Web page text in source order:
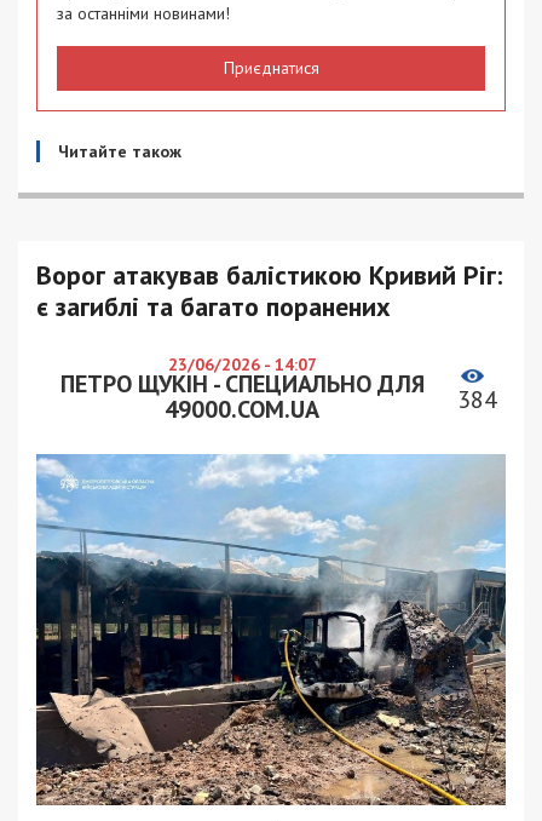
за останніми новинами!
Приєднатися
Читайте також
Ворог атакував балістикою Кривий Ріг:
є загиблі та багато поранених
23/06/2026 - 14:07
ПЕТРО ЩУКІН - СПЕЦИАЛЬНО ДЛЯ
49000.COM.UA
384